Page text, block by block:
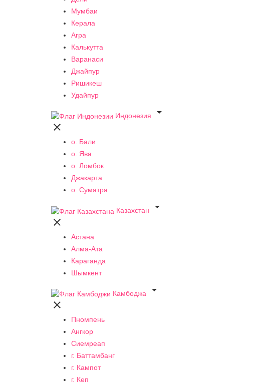
Мумбаи
Керала
Агра
Калькутта
Варанаси
Джайпур
Ришикеш
Удайпур
Индонезия


о. Бали
о. Ява
о. Ломбок
Джакарта
о. Суматра
Казахстан


Астана
Алма-Ата
Караганда
Шымкент
Камбоджа


Пномпень
Ангкор
Сиемреап
г. Баттамбанг
г. Кампот
г. Кеп